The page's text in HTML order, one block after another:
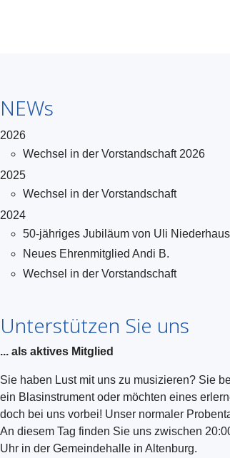
NEWs
2026
Wechsel in der Vorstandschaft 2026
2025
Wechsel in der Vorstandschaft
2024
50-jähriges Jubiläum von Uli
Neues Ehrenmitglied Andi B.
Wechsel in der Vorstandschaft
Unterstützen Sie uns
... als aktives Mitglied
Sie haben Lust mit uns zu musizieren? Sie
ein Blasinstrument oder möchten eines
doch bei uns vorbei! Unser normaler
An diesem Tag finden Sie uns zwischen
Uhr in der Gemeindehalle in Altenburg.